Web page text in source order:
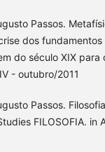
Passos.
dos
do século XIX para
- outubro/2011
Passos.
FILOSOFIA. in